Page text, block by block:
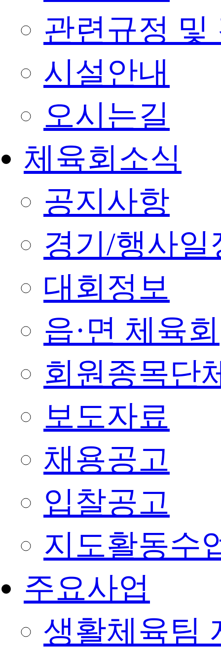
관련규정 및
시설안내
오시는길
체육회소식
공지사항
경기/행사일
대회정보
읍·면 체육회
회원종목단
보도자료
채용공고
입찰공고
지도활동수
주요사업
생활체육팀